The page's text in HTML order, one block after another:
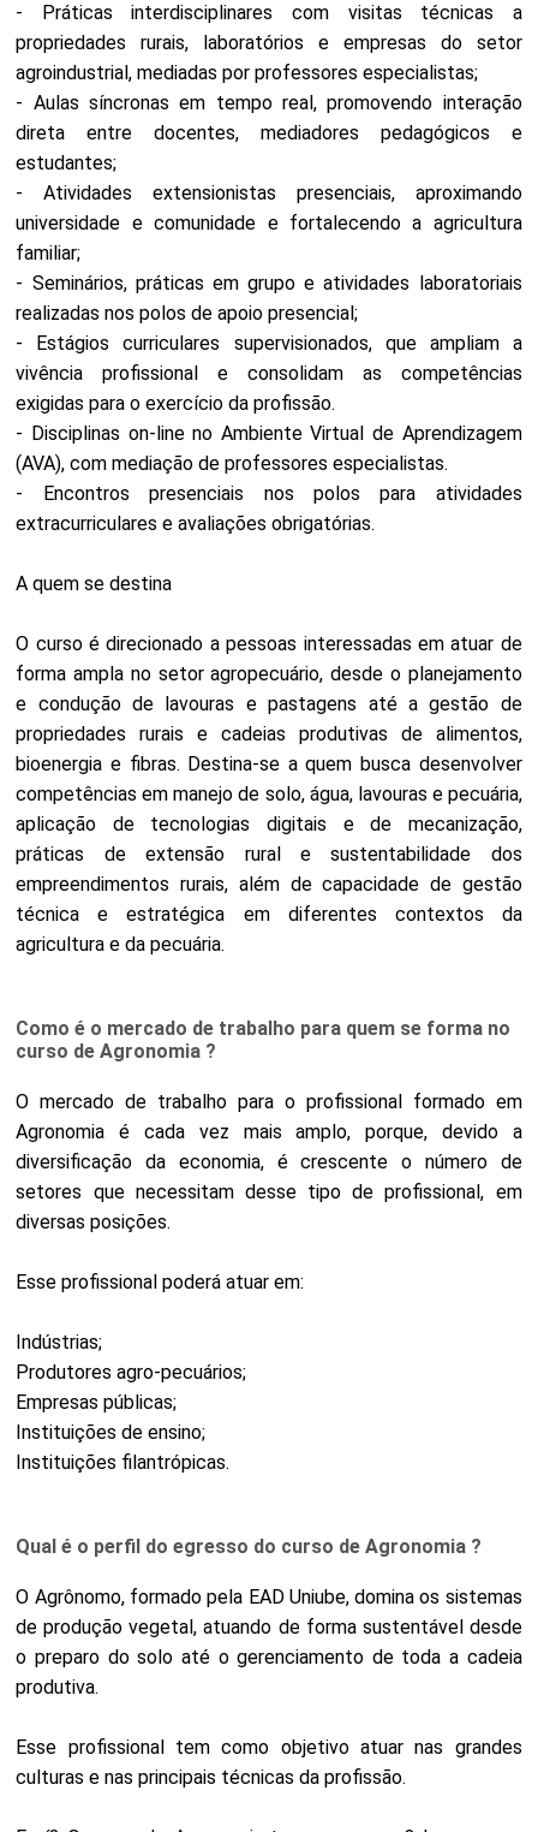
- Práticas interdisciplinares com visitas técnicas a
propriedades rurais, laboratórios e empresas do setor
agroindustrial, mediadas por professores especialistas;
- Aulas síncronas em tempo real, promovendo interação
direta entre docentes, mediadores pedagógicos e
estudantes;
- Atividades extensionistas presenciais, aproximando
universidade e comunidade e fortalecendo a agricultura
familiar;
- Seminários, práticas em grupo e atividades laboratoriais
realizadas nos polos de apoio presencial;
- Estágios curriculares supervisionados, que ampliam a
vivência profissional e consolidam as competências
exigidas para o exercício da profissão.
- Disciplinas on-line no Ambiente Virtual de Aprendizagem
(AVA), com mediação de professores especialistas.
- Encontros presenciais nos polos para atividades
extracurriculares e avaliações obrigatórias.
A quem se destina
O curso é direcionado a pessoas interessadas em atuar de
forma ampla no setor agropecuário, desde o planejamento
e condução de lavouras e pastagens até a gestão de
propriedades rurais e cadeias produtivas de alimentos,
bioenergia e fibras. Destina-se a quem busca desenvolver
competências em manejo de solo, água, lavouras e pecuária,
aplicação de tecnologias digitais e de mecanização,
práticas de extensão rural e sustentabilidade dos
empreendimentos rurais, além de capacidade de gestão
técnica e estratégica em diferentes contextos da
agricultura e da pecuária.
Como é o mercado de trabalho para quem se forma no
curso de Agronomia ?
O mercado de trabalho para o profissional formado em
Agronomia é cada vez mais amplo, porque, devido a
diversificação da economia, é crescente o número de
setores que necessitam desse tipo de profissional, em
diversas posições.
Esse profissional poderá atuar em:
Indústrias;
Produtores agro-pecuários;
Empresas públicas;
Instituições de ensino;
Instituições filantrópicas.
Qual é o perfil do egresso do curso de Agronomia ?
O Agrônomo, formado pela EAD Uniube, domina os sistemas
de produção vegetal, atuando de forma sustentável desde
o preparo do solo até o gerenciamento de toda a cadeia
produtiva.
Esse profissional tem como objetivo atuar nas grandes
culturas e nas principais técnicas da profissão.